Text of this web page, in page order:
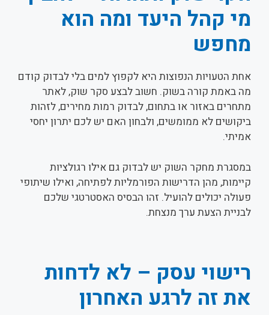
מי קהל היעד ומה הוא
מחפש
אחת הטעויות הנפוצות היא לקפוץ למים בלי לבדוק קודם
מה באמת קורה בשוק. חשוב לבצע סקר שוק, לאתר
מתחרים באזור או בתחום, לבדוק רמות מחירים, לזהות
ביקושים לא ממומשים, ולבחון האם יש לכם יתרון יחסי
אמיתי.
במסגרת מחקר השוק יש לבדוק גם אילו רגולציות
קיימות, מהן הדרישות הפורמליות לפתיחה, ואילו שיתופי
פעולה יכולים להועיל. זהו הבסיס האסטרטגי שלכם
לבניית הצעת ערך מנצחת.
רישוי עסק – לא לדחות
את זה לרגע האחרון